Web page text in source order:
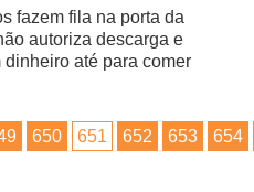
fazem fila na porta da
autoriza descarga e
até para comer
650 651 652 653 654